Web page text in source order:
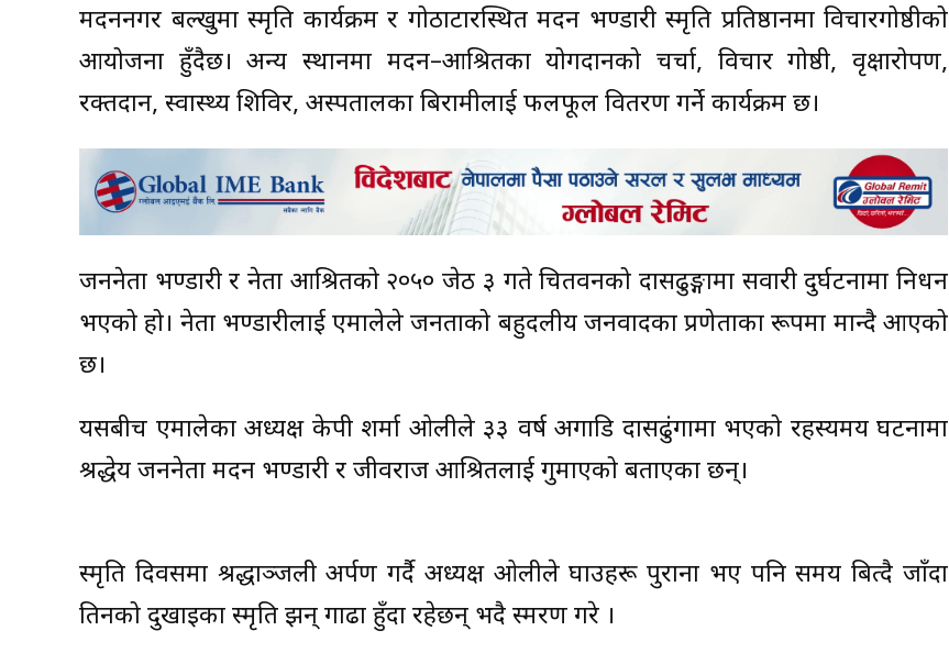
मदननगर बल्खुमा स्मृति कार्यक्रम र गोठाटारस्थित मदन भण्डारी स्मृति प्रतिष्ठानमा विचारगोष्ठीको
आयोजना हुँदैछ। अन्य स्थानमा मदन–आश्रितका योगदानको चर्चा, विचार गोष्ठी, वृक्षारोपण,
रक्तदान, स्वास्थ्य शिविर, अस्पतालका बिरामीलाई फलफूल वितरण गर्ने कार्यक्रम छ।
जननेता भण्डारी र नेता आश्रितको २०५० जेठ ३ गते चितवनको दासढुङ्गामा सवारी दुर्घटनामा निधन
भएको हो। नेता भण्डारीलाई एमालेले जनताको बहुदलीय जनवादका प्रणेताका रूपमा मान्दै आएको
छ।
यसबीच एमालेका अध्यक्ष केपी शर्मा ओलीले ३३ वर्ष अगाडि दासढुंगामा भएको रहस्यमय घटनामा
श्रद्धेय जननेता मदन भण्डारी र जीवराज आश्रितलाई गुमाएको बताएका छन्।
स्मृति दिवसमा श्रद्धाञ्जली अर्पण गर्दै अध्यक्ष ओलीले घाउहरू पुराना भए पनि समय बित्दै जाँदा
तिनको दुखाइका स्मृति झन् गाढा हुँदा रहेछन् भदै स्मरण गरे ।